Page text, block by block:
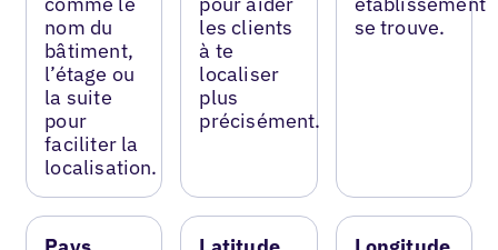
nom du
bâtiment,
l’étage ou
la suite
pour
faciliter la
localisation.
les clients
à te
localiser
plus
précisément.
se trouve.